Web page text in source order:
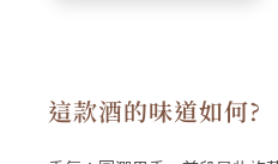
這款酒的味道如何?